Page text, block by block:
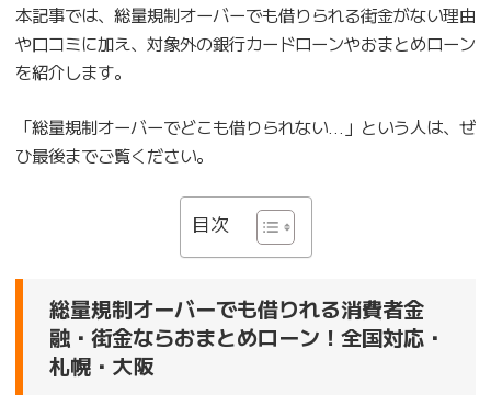
本記事では、総量規制オーバーでも借りられる街金がない理由
や口コミに加え、対象外の銀行カードローンやおまとめローン
を紹介します。
「総量規制オーバーでどこも借りられない…」という人は、ぜ
ひ最後までご覧ください。
目次
総量規制オーバーでも借りれる消費者金
融・街金ならおまとめローン！全国対応・
札幌・大阪